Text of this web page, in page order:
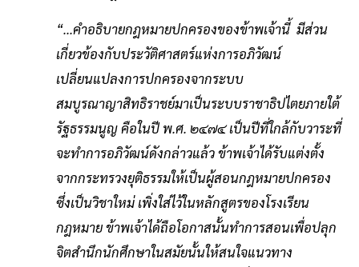
“...คำอธิบายกฎหมายปกครองของข้าพเจ้านี้ มีส่วน
เกี่ยวข้องกับประวัติศาสตร์แห่งการอภิวัฒน์
เปลี่ยนแปลงการปกครองจากระบบ
สมบูรณาญาสิทธิราชย์มาเป็นระบบราชาธิปไตยภายใต้
รัฐธรรมนูญ คือในปี พ.ศ. ๒๔๗๔ เป็นปีที่ใกล้กับวาระที่
จะทำการอภิวัฒน์ดังกล่าวแล้ว ข้าพเจ้าได้รับแต่งตั้ง
จากกระทรวงยุติธรรมให้เป็นผู้สอนกฎหมายปกครอง
ซึ่งเป็นวิชาใหม่ เพิ่งใส่ไว้ในหลักสูตรของโรงเรียน
กฎหมาย ข้าพเจ้าได้ถือโอกาสนั้นทำการสอนเพื่อปลุก
จิตสำนึกนักศึกษาในสมัยนั้นให้สนใจแนวทาง